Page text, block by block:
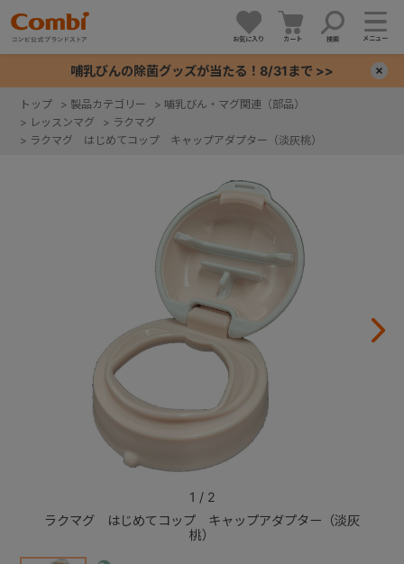
お気に入り カート 検索 メニュー
哺乳びんの除菌グッズが当たる！8/31まで >>
トップ > 製品カテゴリー > 哺乳びん・マグ関連（部品）
> レッスンマグ > ラクマグ
> ラクマグ はじめてコップ キャップアダプター（淡灰桃）
ラクマグ はじめてコップ キャップアダプター（淡灰
桃）
1 / 2